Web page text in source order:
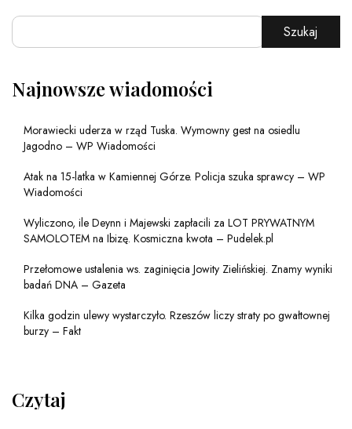
Szukaj
Najnowsze wiadomości
Morawiecki uderza w rząd Tuska. Wymowny gest na osiedlu
Jagodno – WP Wiadomości
Atak na 15-latka w Kamiennej Górze. Policja szuka sprawcy – WP
Wiadomości
Wyliczono, ile Deynn i Majewski zapłacili za LOT PRYWATNYM
SAMOLOTEM na Ibizę. Kosmiczna kwota – Pudelek.pl
Przełomowe ustalenia ws. zaginięcia Jowity Zielińskiej. Znamy wyniki
badań DNA – Gazeta
Kilka godzin ulewy wystarczyło. Rzeszów liczy straty po gwałtownej
burzy – Fakt
Czytaj